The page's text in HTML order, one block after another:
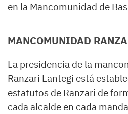
en la Mancomunidad de
MANCOMUNIDAD
La presidencia de la
Ranzari Lantegi está
estatutos de Ranzari de
cada alcalde en cada